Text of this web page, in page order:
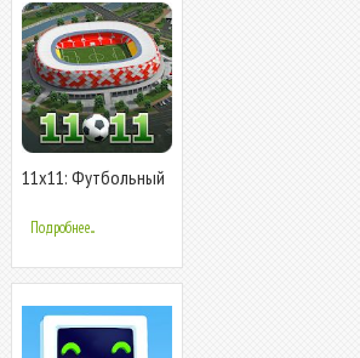
11x11: Футбольный
Подробнее...